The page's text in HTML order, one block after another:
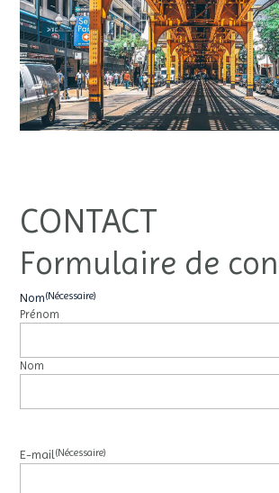
CONTACT
Formulaire de
Nom(Nécessaire)
Prénom
Nom
E-mail (Nécessaire)